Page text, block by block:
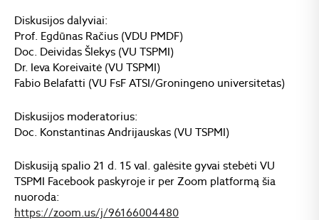
Diskusijos dalyviai:
Prof. Egdūnas Račius (VDU PMDF)
Doc. Deividas Šlekys (VU TSPMI)
Dr. Ieva Koreivaitė (VU TSPMI)
Fabio Belafatti (VU FsF ATSI/Groningeno universitetas)
Diskusijos moderatorius:
Doc. Konstantinas Andrijauskas (VU TSPMI)
Diskusiją spalio 21 d. 15 val. galėsite gyvai stebėti VU
TSPMI Facebook paskyroje ir per Zoom platformą šia
nuoroda:
https://zoom.us/j/96166004480